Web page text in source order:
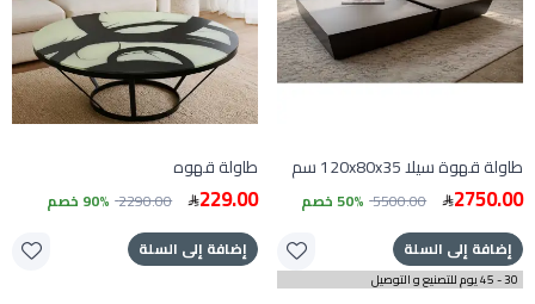
طاولة قهوة سيلا 120x80x35 سم
2750.00
5500.00 50% خصم
إضافة إلى السلة
30 - 45 يوم للتصنيع و التوصيل
طاولة قهوه
229.00
2290.00 90% خصم
إضافة إلى السلة